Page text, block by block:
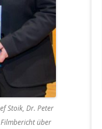
Stoik, Dr. Peter
über